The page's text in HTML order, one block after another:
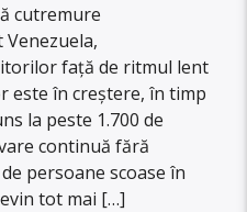
cutremure
față de ritmul lent
în creștere, în timp
la peste 1.700 de
continuă fără
persoane scoase în
tot mai […]